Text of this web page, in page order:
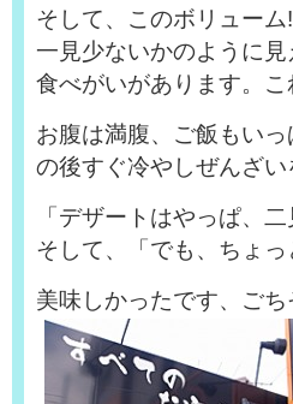
そして、このボリューム
一見少ないかのように
食べがいがあります。
お腹は満腹、ご飯もい
の後すぐ冷やしぜんざ
「デザートはやっぱ、
そして、「でも、ちょ
美味しかったです、ご